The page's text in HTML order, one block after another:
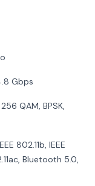
Gbps
QAM, BPSK,
802.11b, IEEE
Bluetooth 5.0,